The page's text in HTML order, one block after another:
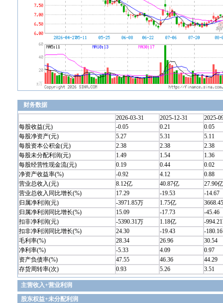
财务数据
2026-03-31
2025-12-31
2025-
每股收益(元)
-0.05 0.21
0.05
每股净资产(元)
5.27 5.31
5.11
每股资本公积金(元)
2.38 2.38
2.38
每股未分配利润(元)
1.49 1.54
1.36
每股经营性现金流(元)
0.19 0.44
0.02
净资产收益率(%)
-0.92 4.12
0.88
营业总收入(元)
8.12亿 40.87亿
27.90亿
营业总收入同比增长(%)
17.29 -19.53
-14.67
归属净利润(元)
-3971.85万 1.75亿
归属净利润同比增长(%)
15.09 -17.73
-45.46
扣非净利润(元)
-5390.31万 1.18亿
-
扣非净利润同比增长(%)
24.30 -19.43
-180.16
毛利率(%)
28.34 26.96
30.54
净利率(%)
-5.33 4.09
0.97
资产负债率(%)
47.55 46.36
44.29
存货周转率(次)
0.93 5.26 3.51
主营收入+营业利润
股东权益+未分配利润